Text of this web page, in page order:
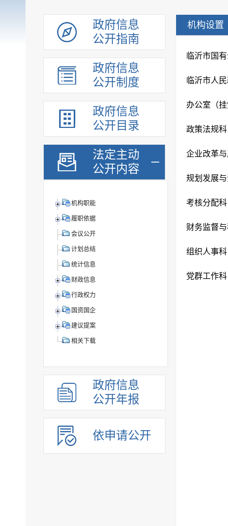
政府信息
公开指南
政府信息
公开制度
政府信息
公开目录
法定主动
公开内容
机构职能
履职依据
会议公开
计划总结
统计信息
财政信息
行政权力
国资国企
建议提案
相关下载
政府信息
公开年报
依申请公开
机构设置
临沂市国
临沂市人
办公室（
政策法规科
企业改革
规划发展
考核分配科
财务监督
组织人事科
党群工作科